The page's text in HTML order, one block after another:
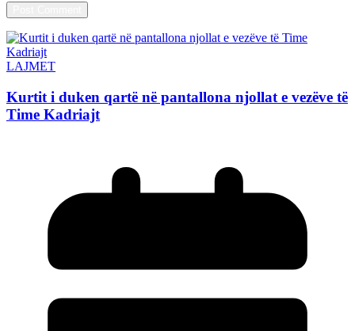
LAJMET
Kurtit i duken qartë në pantallona njollat e vezëve të
Time Kadriajt